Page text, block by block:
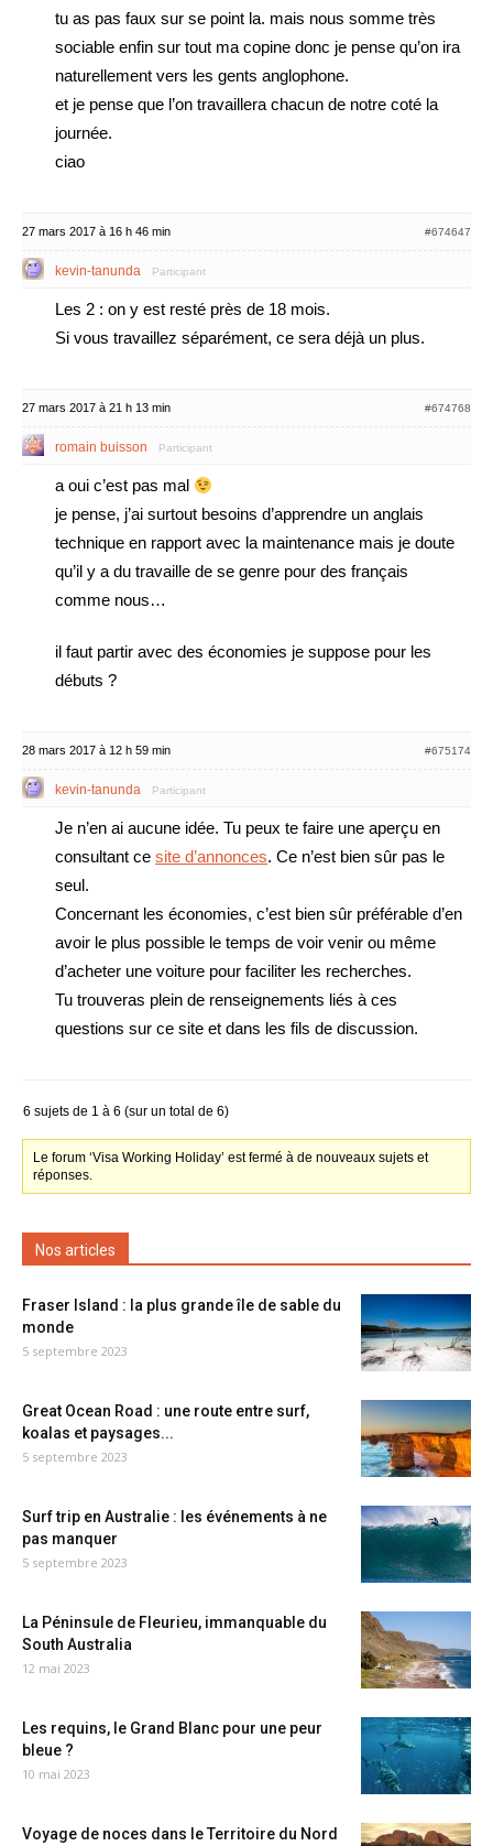
tu as pas faux sur se point la. mais nous somme très
sociable enfin sur tout ma copine donc je pense qu’on ira
naturellement vers les gents anglophone.
et je pense que l’on travaillera chacun de notre coté la
journée.
ciao
27 mars 2017 à 16 h 46 min #674647
kevin-tanunda Participant
Les 2 : on y est resté près de 18 mois.
Si vous travaillez séparément, ce sera déjà un plus.
27 mars 2017 à 21 h 13 min #674768
romain buisson Participant
a oui c’est pas mal
je pense, j’ai surtout besoins d’apprendre un anglais
technique en rapport avec la maintenance mais je doute
qu’il y a du travaille de se genre pour des français
comme nous…
il faut partir avec des économies je suppose pour les
débuts ?
28 mars 2017 à 12 h 59 min #675174
kevin-tanunda Participant
Je n’en ai aucune idée. Tu peux te faire une aperçu en
consultant ce site d’annonces. Ce n’est bien sûr pas le
seul.
Concernant les économies, c’est bien sûr préférable d’en
avoir le plus possible le temps de voir venir ou même
d’acheter une voiture pour faciliter les recherches.
Tu trouveras plein de renseignements liés à ces
questions sur ce site et dans les fils de discussion.
6 sujets de 1 à 6 (sur un total de 6)
Le forum ‘Visa Working Holiday’ est fermé à de nouveaux sujets et
réponses.
Nos articles
Fraser Island : la plus grande île de sable du
monde
5 septembre 2023
Great Ocean Road : une route entre surf,
koalas et paysages...
5 septembre 2023
Surf trip en Australie : les événements à ne
pas manquer
5 septembre 2023
La Péninsule de Fleurieu, immanquable du
South Australia
12 mai 2023
Les requins, le Grand Blanc pour une peur
bleue ?
10 mai 2023
Voyage de noces dans le Territoire du Nord